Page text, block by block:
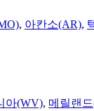
, 아칸소(AR),
아(WV), 메릴랜